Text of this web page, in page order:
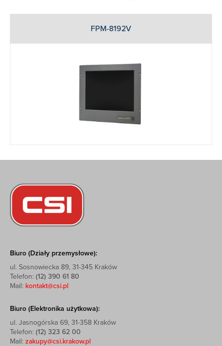
FPM-8192V
Biuro (Działy przemysłowe):
ul. Sosnowiecka 89, 31-345 Kraków
Telefon: (12) 390 61 80
Mail: kontakt@csi.pl
Biuro (Elektronika użytkowa):
ul. Jasnogórska 69, 31-358 Kraków
Telefon: (12) 323 62 00
Mail: zakupy@csi.krakow.pl